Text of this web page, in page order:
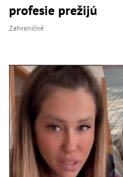
profesie prežijú
Zahraničné